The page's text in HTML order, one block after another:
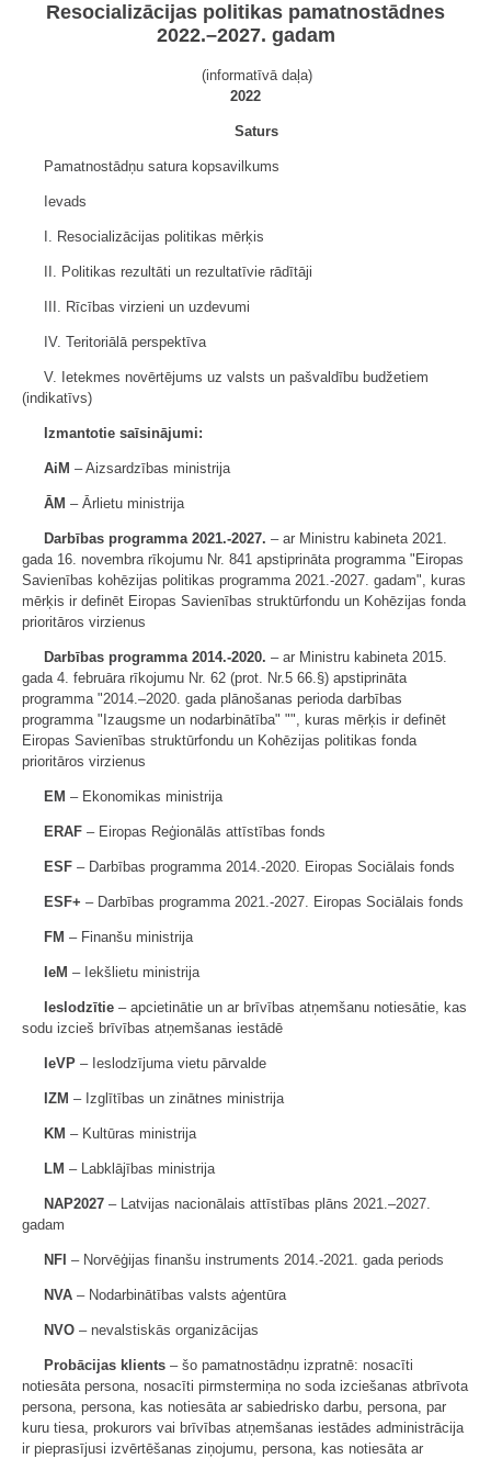
Resocializācijas politikas pamatnostādnes
2022.–2027. gadam
(informatīvā daļa)
2022
Saturs
Pamatnostādņu satura kopsavilkums
Ievads
I. Resocializācijas politikas mērķis
II. Politikas rezultāti un rezultatīvie rādītāji
III. Rīcības virzieni un uzdevumi
IV. Teritoriālā perspektīva
V. Ietekmes novērtējums uz valsts un pašvaldību budžetiem
(indikatīvs)
Izmantotie saīsinājumi:
AiM – Aizsardzības ministrija
ĀM – Ārlietu ministrija
Darbības programma 2021.-2027. – ar Ministru kabineta 2021.
gada 16. novembra rīkojumu Nr. 841 apstiprināta programma "Eiropas
Savienības kohēzijas politikas programma 2021.-2027. gadam", kuras
mērķis ir definēt Eiropas Savienības struktūrfondu un Kohēzijas fonda
prioritāros virzienus
Darbības programma 2014.-2020. – ar Ministru kabineta 2015.
gada 4. februāra rīkojumu Nr. 62 (prot. Nr.5 66.§) apstiprināta
programma "2014.–2020. gada plānošanas perioda darbības
programma "Izaugsme un nodarbinātība" "", kuras mērķis ir definēt
Eiropas Savienības struktūrfondu un Kohēzijas politikas fonda
prioritāros virzienus
EM – Ekonomikas ministrija
ERAF – Eiropas Reģionālās attīstības fonds
ESF – Darbības programma 2014.-2020. Eiropas Sociālais fonds
ESF+ – Darbības programma 2021.-2027. Eiropas Sociālais fonds
FM – Finanšu ministrija
IeM – Iekšlietu ministrija
Ieslodzītie – apcietinātie un ar brīvības atņemšanu notiesātie, kas
sodu izcieš brīvības atņemšanas iestādē
IeVP – Ieslodzījuma vietu pārvalde
IZM – Izglītības un zinātnes ministrija
KM – Kultūras ministrija
LM – Labklājības ministrija
NAP2027 – Latvijas nacionālais attīstības plāns 2021.–2027.
gadam
NFI – Norvēģijas finanšu instruments 2014.-2021. gada periods
NVA – Nodarbinātības valsts aģentūra
NVO – nevalstiskās organizācijas
Probācijas klients – šo pamatnostādņu izpratnē: nosacīti
notiesāta persona, nosacīti pirmstermiņa no soda izciešanas atbrīvota
persona, persona, kas notiesāta ar sabiedrisko darbu, persona, par
kuru tiesa, prokurors vai brīvības atņemšanas iestādes administrācija
ir pieprasījusi izvērtēšanas ziņojumu, persona, kas notiesāta ar